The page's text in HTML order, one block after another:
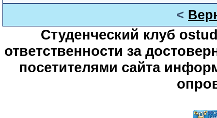
<
Студенческий клуб
ответственности за
посетителями сайта